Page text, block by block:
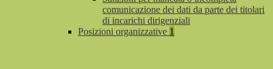
comunicazione dei dati da parte dei titolari
di incarichi dirigenziali
Posizioni organizzative 1